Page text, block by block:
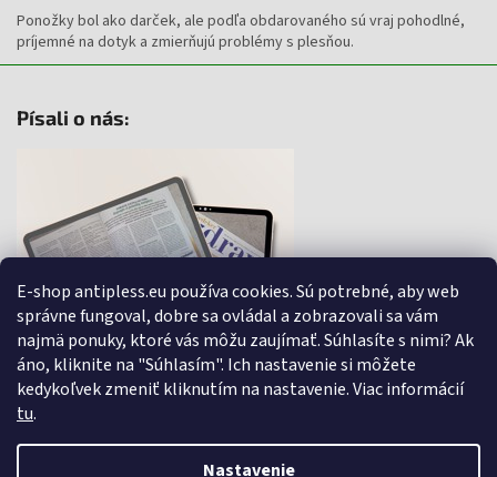
E-shop antipless.eu používa cookies. Sú potrebné, aby web
správne fungoval, dobre sa ovládal a zobrazovali sa vám
najmä ponuky, ktoré vás môžu zaujímať. Súhlasíte s nimi? Ak
áno, kliknite na "Súhlasím". Ich nastavenie si môžete
kedykoľvek zmeniť kliknutím na nastavenie.Viac informácií
tu.
Nastavenie
Ponožky bol ako darček, ale podľa obdarovaného sú vraj pohodlné,
príjemné na dotyk a zmierňujú problémy s plesňou.
Písali o nás: